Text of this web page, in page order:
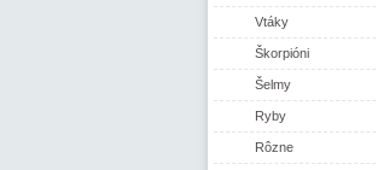
Vtáky
Škorpióni
Šelmy
Ryby
Rôzne